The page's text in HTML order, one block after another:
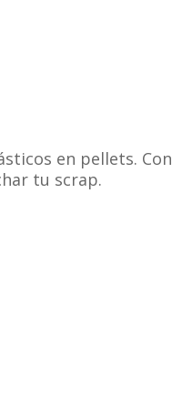
en pellets. Con
tu scrap.